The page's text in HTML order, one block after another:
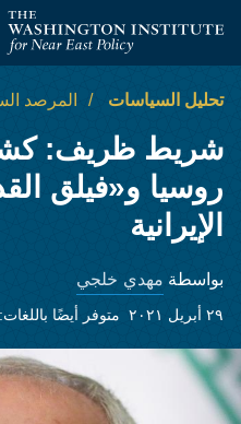
معهد واشنطن لسياسات الشرق
تحليل السياسات المرصد
شريط ظريف:
روسيا و«فيلق
الإيرانية
بواسطة مهدي خلجي
٢٩ أبريل ٢٠٢١ متوفر أيضًا باللغات: